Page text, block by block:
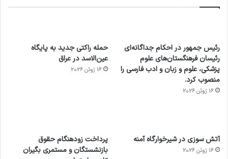
رئیس جمهور در احکام جداگانه‌ای
رئیسان فرهنگستان‌های علوم
پزشکی، علوم و زبان و ادب فارسی را
منصوب کرد.
16 ژوئن 2026
حمله راکتی جدید به پایگاه
عین‌الاسد در عراق
16 ژوئن 2026
آتش سوزی در شیرخوارگاه آمنه
16 ژوئن 2026
پرداخت زودهنگام حقوق
بازنشستگان و مستمری بگیران
برای
کشف
توسط
مجازی
…
ساعت
هوشمند
با طعم
توسط
های
2023
توسط